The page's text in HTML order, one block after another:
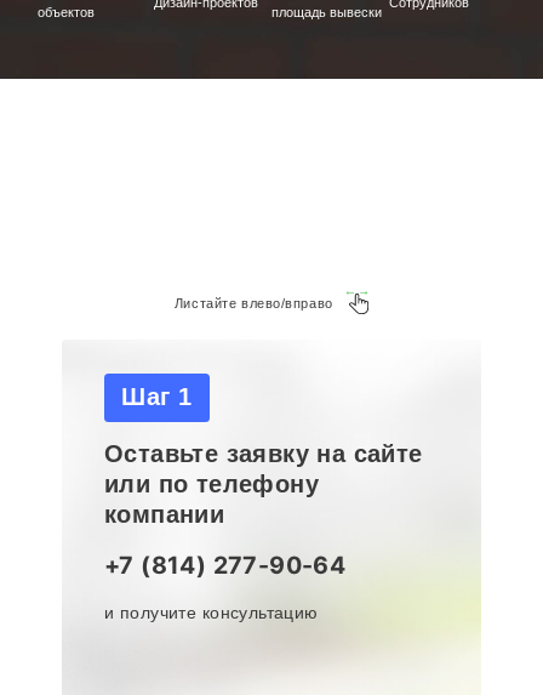
объектов
Дизайн-проектов
площадь вывески
Сотрудников
Листайте влево/вправо
Шаг 1
Оставьте заявку на сайте
или по телефону
компании
+7 (814) 277-90-64
и получите консультацию